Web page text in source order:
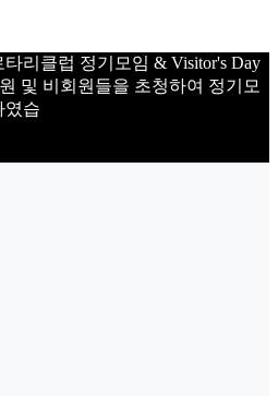
타리클럽 정기모임 & Visitor's Day
및 비회원들을 초청하여 정기모
였습